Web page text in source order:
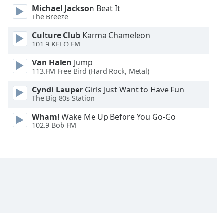
Font
Family
Reset
Done
Modal
Dialog
dialog
Michael Jackson Beat It
The Breeze
Culture Club Karma Chameleon
101.9 KELO FM
Van Halen Jump
113.FM Free Bird (Hard Rock, Metal)
Cyndi Lauper Girls Just Want to Have Fun
The Big 80s Station
Wham! Wake Me Up Before You Go-Go
102.9 Bob FM